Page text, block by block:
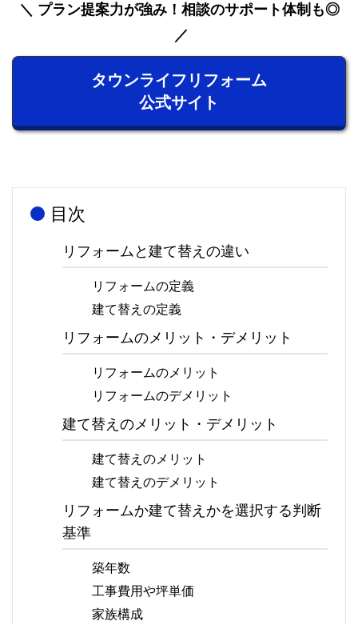
プラン提案力が強み！相談のサポート体制も◎
タウンライフリフォーム
公式サイト
目次
リフォームと建て替えの違い
リフォームの定義
建て替えの定義
リフォームのメリット・デメリット
リフォームのメリット
リフォームのデメリット
建て替えのメリット・デメリット
建て替えのメリット
建て替えのデメリット
リフォームか建て替えかを選択する判断
基準
築年数
工事費用や坪単価
家族構成